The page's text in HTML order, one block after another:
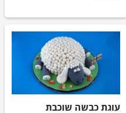
עוגת כבשה שוכבת